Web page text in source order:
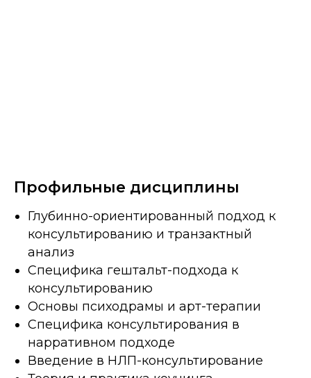
Профильные дисциплины
Глубинно-ориентированный подход к
консультированию и транзактный
анализ
Специфика гештальт-подхода к
консультированию
Основы психодрамы и арт-терапии
Специфика консультирования в
нарративном подходе
Введение в НЛП-консультирование